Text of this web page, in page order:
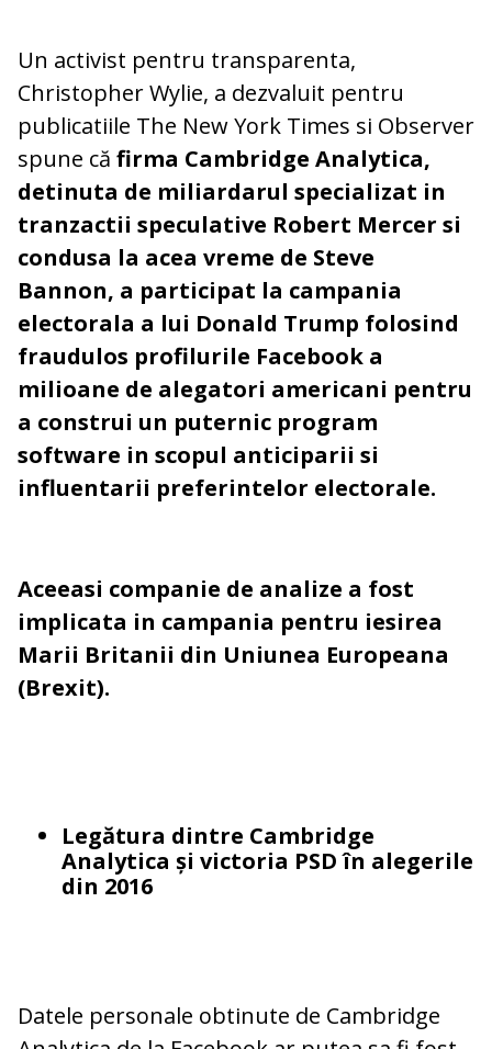
Un activist pentru transparenta,
Christopher Wylie, a dezvaluit pentru
publicatiile The New York Times si Observer
spune că firma Cambridge Analytica,
detinuta de miliardarul specializat in
tranzactii speculative Robert Mercer si
condusa la acea vreme de Steve
Bannon, a participat la campania
electorala a lui Donald Trump folosind
fraudulos profilurile Facebook a
milioane de alegatori americani pentru
a construi un puternic program
software in scopul anticiparii si
influentarii preferintelor electorale.
Aceeasi companie de analize a fost
implicata in campania pentru iesirea
Marii Britanii din Uniunea Europeana
(Brexit).
Legătura dintre Cambridge
Analytica și victoria PSD în alegerile
din 2016
Datele personale obtinute de Cambridge